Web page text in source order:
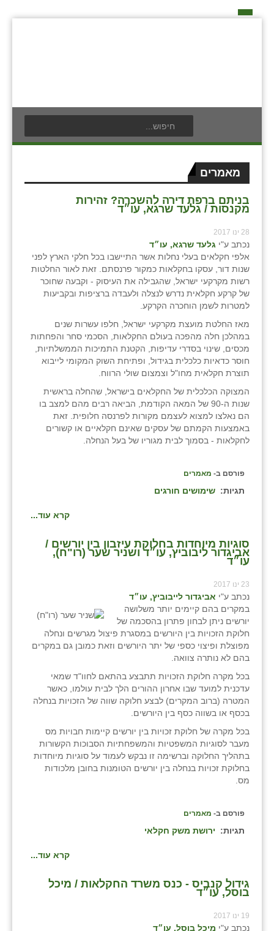
מאמרים
בניתם ברפת דירה להשכרה? זהירות
מקנסות / גלעד שרגא, עו״ד
28 ינו 2017
נכתב ע"י גלעד שרגא, עו״ד
אלפי חקלאים בעלי נחלות אשר התיישבו בכל חלקי הארץ לפני
שנות דור, עסקו בחקלאות כמקור פרנסתם. זאת לאור החלטות
רשות מקרקעי ישראל, שהגבילה את העיסוק - וקבעה שחוכר
של קרקע חקלאית נדרש לנצלה ולעבדה ברציפות ובקביעות
למטרות לשמן הוחכרה הקרקע.
מאז החלטת מועצת מקרקעי ישראל, חלפו עשרות שנים
במהלכן חלה מהפכה בעולם החקלאות, הסכמי סחר והפחתות
מכסים, שינוי בסדרי עדיפות, הקטנת התמיכות הממשלתיות,
חוסר כדאיות כלכלית בגידול, ופתיחת השוק המקומי לייבוא
תוצרת חקלאית מחו"ל וצמצום שולי הרווח.
המצוקה הכלכלית של החקלאים בישראל, שהחלה בראשית
שנות ה-90 של המאה הקודמת, הביאה רבים מהם למצב בו
הם נאלצו למצוא לעצמם מקורות לפרנסה חלופית. זאת
באמצעות הקמתם של עסקים שאינם חקלאיים או קשורים
לחקלאות - בסמוך לבית מגוריו של בעל הנחלה.
פורסם ב- מאמרים
תגיות: שימושים חורגים
קרא עוד...
סוגיות מיוחדות בחלוקת עיזבון בין יורשים /
אביגדור ליבוביץ, עו״ד ושניר שער (רו"ח),
עו״ד
23 ינו 2017
נכתב ע"י אביגדור לייבוביץ, עו״ד
במקרים בהם קיימים יותר משלושה
יורשים ניתן לבחון פתרון בהסכמה של
חלוקת הזכויות בין היורשים במסגרת פיצול מגרשים ונחלה
מפוצלת ופיצוי כספי של יתר היורשים וזאת כמובן גם במקרים
בהם לא נותרה צוואה.
בכל מקרה חלוקת הזכויות תתבצע בהתאם לחוו"ד שמאי
עדכנית למועד שבו אחרון ההורים הלך לבית עולמו, כאשר
המטרה (ברוב המקרים) לבצע חלוקה שווה של הזכויות בנחלה
בכסף או בשווה כסף בין היורשים.
בכל מקרה של חלוקת זכויות בין יורשים קיימות חבויות מס
מעבר לסוגיות המשפטיות והמשפחתיות הסבוכות הקשורות
בתהליך החלוקה וברשימה זו נבקש לעמוד על סוגיות מיוחדות
בחלוקת זכויות בנחלה בין יורשים הטומנות בחובן מלכודות
מס.
פורסם ב- מאמרים
תגיות: ירושת משק חקלאי
קרא עוד...
גידול קנביס - כנס משרד החקלאות / מיכל
בוסל, עו״ד
19 ינו 2017
נכתב ע"י מיכל בוסל, עו״ד
בעלי תפקיד בתנועה
חברי מזכירות האיחוד החקלאי
חברי ועדת הביקורת
אילניה
בית ינאי
ביתן אהרון
בן נון
בני נצרים
בני ציון
בקעות
ֿגבעת שפירא
גן הדרום
גן השומרון
גני עם
זוהר
הדר עם
חבצלת השרון
חמרה
חרב לאת
יבול (מורג)
יקנעם
כליל
יד השמונה
כפר אביב
כפר הרי״ף
כפר מע״ש
כפר סבא (אגרא)
לוח אירועים
לוח מודעות